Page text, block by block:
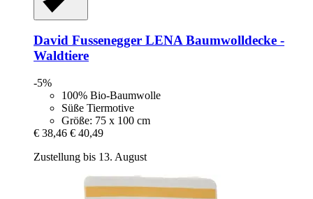
David Fussenegger LENA Baumwolldecke -​
Waldtiere
-5%
100% Bio-Baumwolle
Süße Tiermotive
Größe: 75 x 100 cm
€ 38,46 € 40,49
Zustellung bis 13. August